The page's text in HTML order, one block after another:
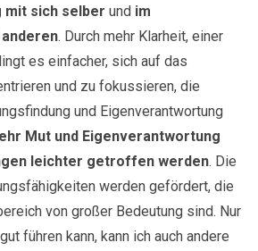
mit sich selber und im
. Durch mehr Klarheit, einer
es einfacher, sich auf das
und zu fokussieren, die
und Eigenverantwortung
Mut und Eigenverantwortung
leichter getroffen werden. Die
werden gefördert, die
von großer Bedeutung sind. Nur
führen kann, kann ich auch andere